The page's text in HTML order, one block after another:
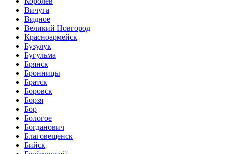
Вичуга
Видное
Великий Новгород
Красноармейск
Бузулук
Бугульма
Брянск
Бронницы
Братск
Боровск
Борзя
Бор
Бологое
Богданович
Благовещенск
Бийск